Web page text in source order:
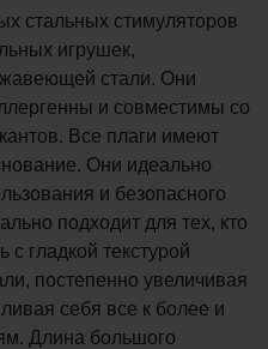
стальных стимуляторов
игрушек,
стали. Они
и совместимы со
Все плаги имеют
Они идеально
и безопасного
подходит для тех, кто
с гладкой текстурой
постепенно увеличивая
себя все к более и
Длина большого